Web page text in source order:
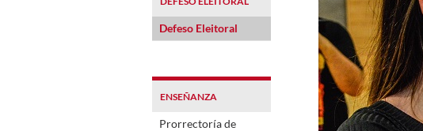
Defeso Eleitoral
ENSEÑANZA
Prorrectoría de